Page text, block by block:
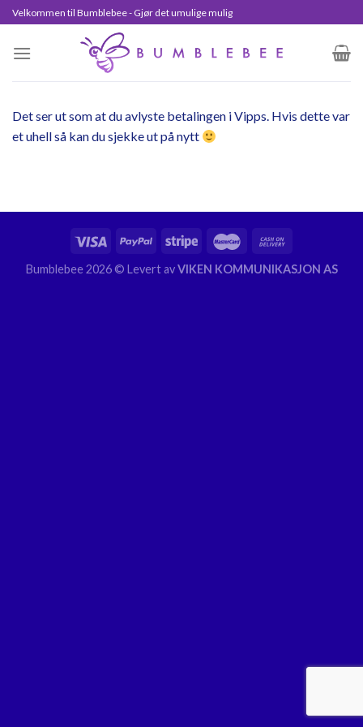
Skip
to
content
Velkommen til Bumblebee - Gjør det umulige mulig
Det ser ut som at du avlyste betalingen i Vipps. Hvis dette var
et uhell så kan du sjekke ut på nytt
Bumblebee 2026 © Levert avVIKEN KOMMUNIKASJON AS